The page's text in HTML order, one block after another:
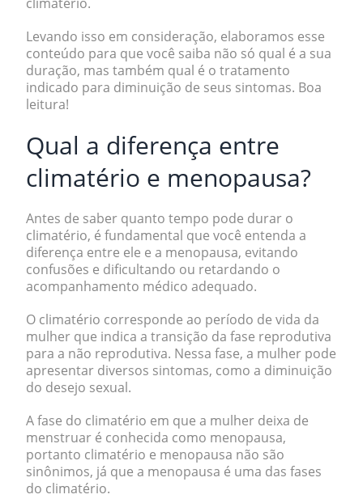
Levando isso em consideração, elaboramos esse
conteúdo para que você saiba não só qual é a sua
duração, mas também qual é o tratamento
indicado para diminuição de seus sintomas. Boa
leitura!
Qual a diferença entre
climatério e menopausa?
Antes de saber quanto tempo pode durar o
climatério, é fundamental que você entenda a
diferença entre ele e a menopausa, evitando
confusões e dificultando ou retardando o
acompanhamento médico adequado.
O climatério corresponde ao período de vida da
mulher que indica a transição da fase reprodutiva
para a não reprodutiva. Nessa fase, a mulher pode
apresentar diversos sintomas, como a diminuição
do desejo sexual.
A fase do climatério em que a mulher deixa de
menstruar é conhecida como menopausa,
portanto climatério e menopausa não são
sinônimos, já que a menopausa é uma das fases
do climatério.